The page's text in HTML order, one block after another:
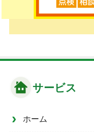
サービス
ホーム